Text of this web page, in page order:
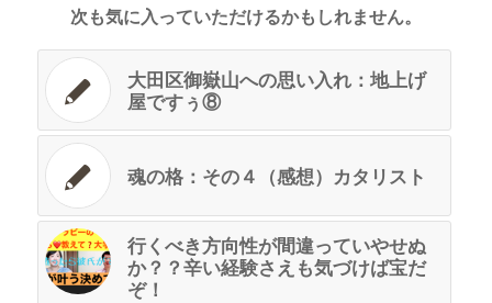
次も気に入っていただけるかもしれません。
大田区御嶽山への思い入れ：地上げ
屋ですぅ⑧
魂の格：その４（感想）カタリスト
行くべき方向性が間違っていやせぬ
か？？辛い経験さえも気づけば宝だ
ぞ！